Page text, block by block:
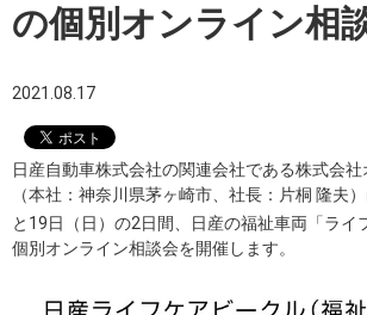
の個別オンライン相
2021.08.17
日産自動車株式会社の関連会社である株式会
（本社：神奈川県茅ヶ崎市、社長：片桐 隆夫
と19日（日）の2日間、日産の福祉車両「ライ
個別オンライン相談会を開催します。